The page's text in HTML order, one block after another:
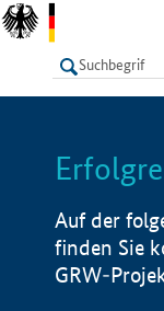
LISTE
Auf der
finden Sie
GRW-